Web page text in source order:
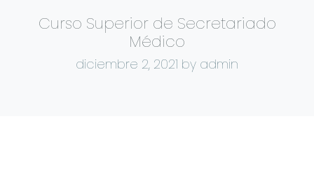
Curso Superior de Secretariado
Médico
diciembre 2, 2021 by admin